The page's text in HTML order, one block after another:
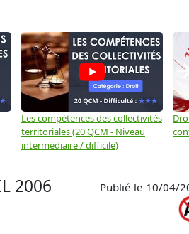
Les compétences des collectivités
territoriales (20 QCM - Niveau
intermédiaire / difficile)
2006 Publié le 10/04/